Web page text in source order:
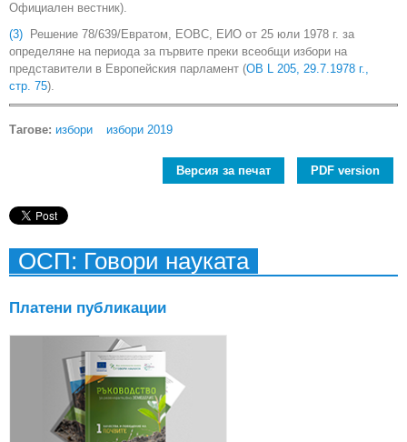
Официален вестник).
(3) Решение 78/639/Евратом, ЕОВС, ЕИО от 25 юли 1978 г. за
определяне на периода за първите преки всеобщи избори на
представители в Европейския парламент (ОВ L 205, 29.7.1978 г.,
стр. 75).
Тагове: избори избори 2019
Версия за печат PDF version
ОСП: Говори науката
Платени публикации